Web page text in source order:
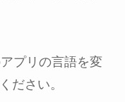
プリの言語を変
ださい。